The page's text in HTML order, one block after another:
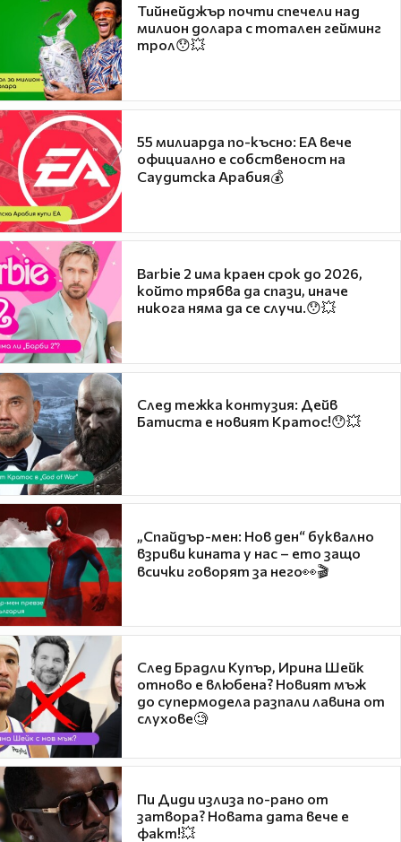
Тийнейджър почти спечели над
милион долара с тотален гейминг
трол😯💥
55 милиарда по-късно: EA вече
официално е собственост на
Саудитска Арабия💰
Barbie 2 има краен срок до 2026,
който трябва да спази, иначе
никога няма да се случи.😯💥
След тежка контузия: Дейв
Батиста е новият Кратос!😯💥
„Спайдър-мен: Нов ден“ буквално
взриви кината у нас – ето защо
всички говорят за него👀🎬
След Брадли Купър, Ирина Шейк
отново е влюбена? Новият мъж
до супермодела разпали лавина от
слухове🧐
Пи Диди излиза по-рано от
затвора? Новата дата вече е
факт!💥